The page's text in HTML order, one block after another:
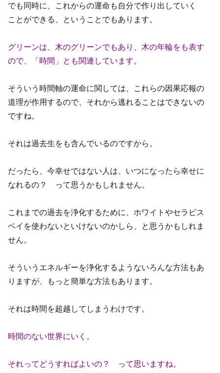
でも同時に、これからの運命も自分で作り出していく
ことができる、ということでもあります。
グリーンは、木のグリーンでもあり、木の年輪をも表す
ので、「時間」とも関連しています。
そういう時間軸の運命に関しては、これらの因果応報の
道理が作用するので、それから逃れることはできないの
ですね。
それは過去生をも含んでいるのですから。
だったら、今幸せではない人は、いつになったら幸せに
なれるの？ って思うかもしれません。
これまでの過去を浄化するために、ホワイトやセラピス
ベイを使わないといけないのかしら、と思うかもしれま
せん。
そういうエネルギーを浄化するようないろんな方法もあ
りますが、もっと簡単な方法もあります。
それは時間を超越してしまうわけです。
時間のない世界にいく。
それってどうすればよいの？ って思いますね。